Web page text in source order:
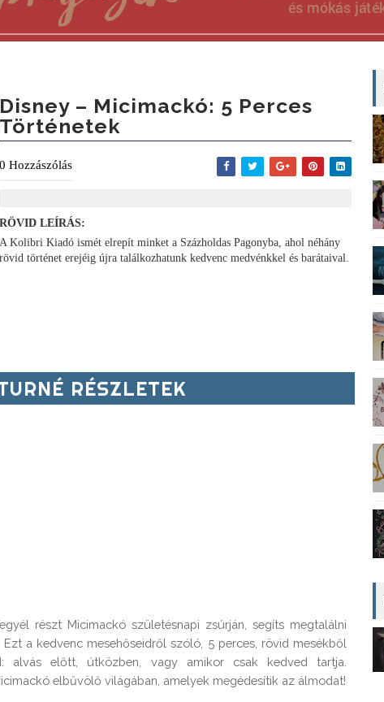
Disney ​– Micimackó: 5 Perces
Történetek
0 Hozzászólás
RÖVID LEÍRÁS:
A Kolibri Kiadó ismét elrepít minket a Százholdas Pagonyba, ahol néhány
rövid történet erejéig újra találkozhatunk kedvenc medvénkkel és barátaival.
RÉSZLETEK
részt Micimackó születésnapi zsúrján, segíts megtalálni
a kedvenc mesehőseidről szóló, 5 perces, rövid mesékből
alvás előtt, útközben, vagy amikor csak kedved tartja.
elbűvölő világában, amelyek megédesítik az álmodat!